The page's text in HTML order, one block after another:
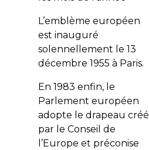
L’emblème européen
est inauguré
solennellement le 13
décembre 1955 à Paris.
En 1983 enfin, le
Parlement européen
adopte le drapeau créé
par le Conseil de
l’Europe et préconise